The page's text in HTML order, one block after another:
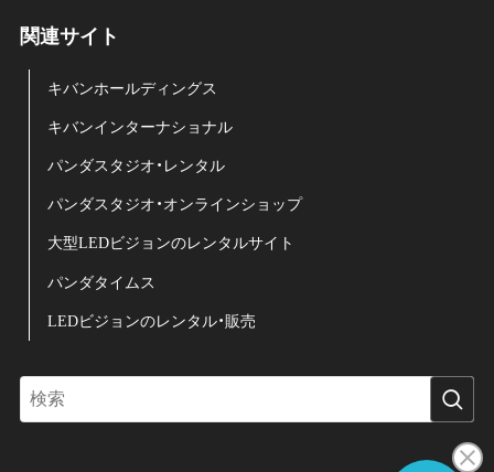
関連サイト
キバンホールディングス
キバンインターナショナル
パンダスタジオ・レンタル
パンダスタジオ・オンラインショップ
大型LEDビジョンのレンタルサイト
パンダタイムス
LEDビジョンのレンタル・販売